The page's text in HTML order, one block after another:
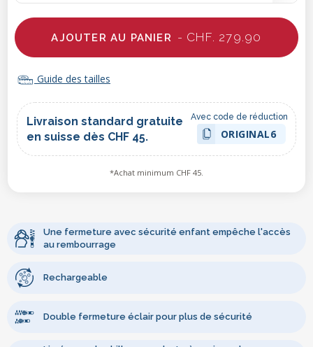
AJOUTER AU PANIER - CHF. 279.90
Guide des tailles
Livraison standard gratuite
en suisse dès CHF 45.
Avec code de réduction
ORIGINAL6
*Achat minimum CHF 45.
Une fermeture avec sécurité enfant empêche l'accès
au rembourrage
Rechargeable
Double fermeture éclair pour plus de sécurité